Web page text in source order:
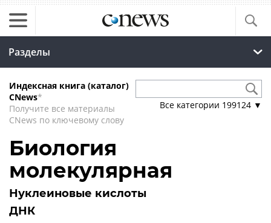
Разделы
Индексная книга (каталог)
CNews*
Получите все материалы
CNews по ключевому слову
Все категории 199124 ▼
Биология
молекулярная
Нуклеиновые кислоты
ДНК